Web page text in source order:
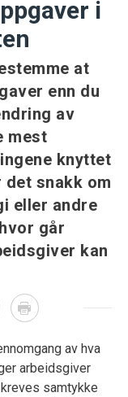
i
at
enn du
av
mest
knyttet
snakk om
eller andre
går
kan
av hva
arbeidsgiver
samtykke